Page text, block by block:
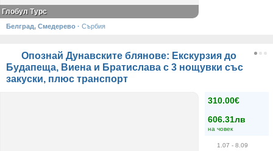
Глобул Турс
Белград, Смедерево · Сърбия
Опознай Дунавските блянове: Екскурзия до
Будапеща, Виена и Братислава с 3 нощувки със
закуски, плюс транспорт
310.00€
606.31лв
на човек
1.07 - 8.09